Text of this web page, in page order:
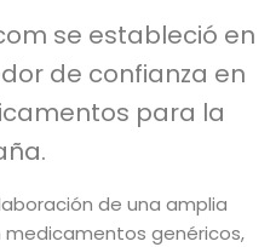
se estableció en
de confianza en
para la
de una amplia
genéricos,